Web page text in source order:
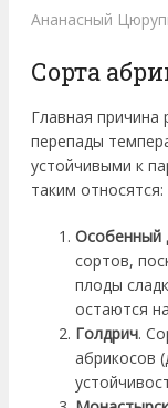
Ананасный
Сорта
Главная причина
перепады
устойчивыми к
таким относятся:
Особенный
сортов,
плоды
остаются
Голдрич.
абрикосов